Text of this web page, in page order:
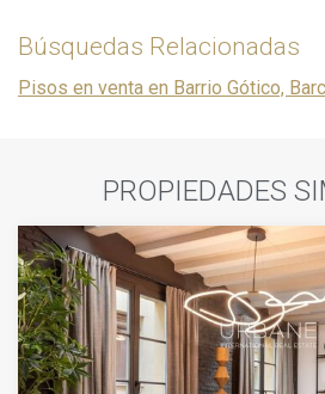
Búsquedas Relacionadas
Pisos en venta en Barrio Gótico,
PROPIEDADES